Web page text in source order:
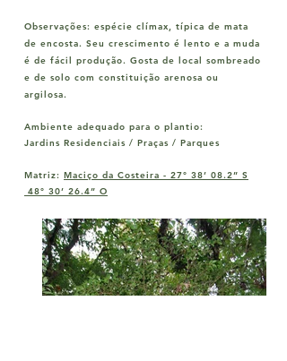
Observações: espécie clímax, típica de mata
de encosta. Seu crescimento é lento e a muda
é de fácil produção. Gosta de local sombreado
e de solo com constituição arenosa ou
argilosa.
Ambiente adequado para o plantio:
Jardins Residenciais / Praças / Parques
Matriz: Maciço da Costeira - 27° 38’ 08.2” S
48° 30’ 26.4” O